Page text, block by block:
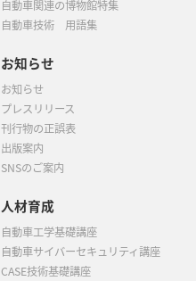
自動車関連の博物館特集
自動車技術 用語集
お知らせ
お知らせ
プレスリリース
刊行物の正誤表
出版案内
SNSのご案内
人材育成
自動車工学基礎講座
自動車サイバーセキュリティ講座
CASE技術基礎講座